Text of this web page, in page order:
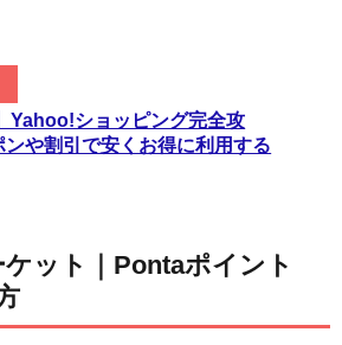
Yahoo!ショッピング完全攻
ンや割引で安くお得に利用する
ット｜Pontaポイント